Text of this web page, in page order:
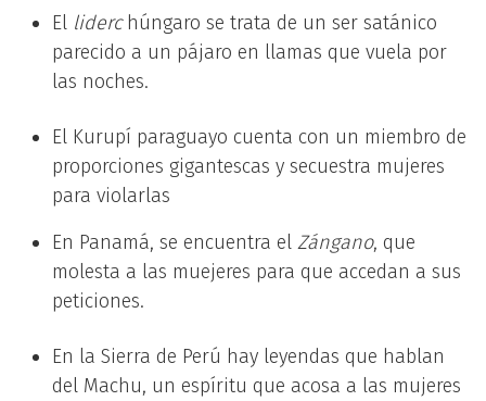
El liderchúngaro se trata de un ser satánico
parecido a un pájaro en llamas que vuela por
las noches.
El Kurupí paraguayo cuenta con un miembro de
proporciones gigantescas y secuestra mujeres
para violarlas
En Panamá, se encuentra el Zángano, que
molesta a las muejeres para que accedan a sus
peticiones.
En la Sierra de Perú hay leyendas que hablan
del Machu, un espíritu que acosa a las mujeres